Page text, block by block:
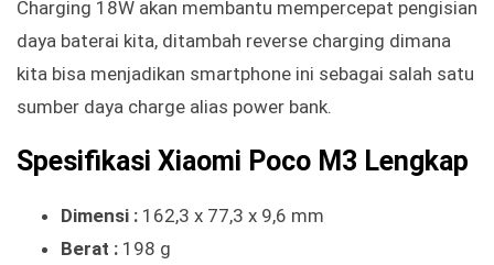
Charging 18W akan membantu mempercepat pengisian
daya baterai kita, ditambah reverse charging dimana
kita bisa menjadikan smartphone ini sebagai salah satu
sumber daya charge alias power bank.
Spesifikasi Xiaomi Poco M3 Lengkap
Dimensi : 162,3 x 77,3 x 9,6 mm
Berat : 198 g